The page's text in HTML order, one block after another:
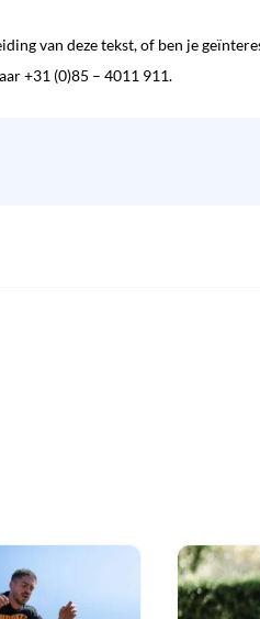
van deze tekst, of ben je
+31 (0)85 – 4011 911.
Ehlers
Danlos